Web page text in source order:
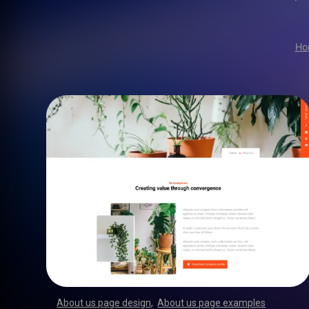
About us page design ,About us page examples